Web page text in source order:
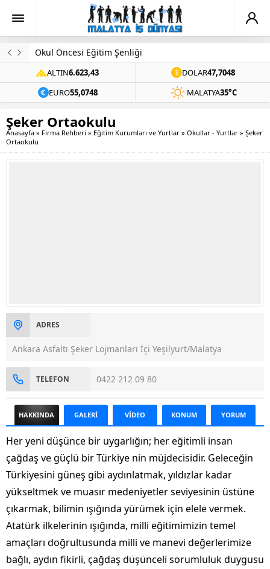
Evinde Ölü Bulundu
ALTIN6.623,43 DOLAR47,7048
EURO55,0748 MALATYA35°C
Şeker Ortaokulu
Anasayfa » Firma Rehberi » Eğitim Kurumları ve Yurtlar » Okullar - Yurtlar » Şeker
Ortaokulu
ADRES
Ankara Asfaltı Şeker Lojmanları İçi Yeşilyurt/Malatya
TELEFON 0422 212 09 80
HAKKINDA GALERİ VİDEO KONUM YORUM
Her yeni düşünce bir uygarlığın; her eğitimli insan
çağdaş ve güçlü bir Türkiye nin müjdecisidir. Geleceğin
Türkiyesini güneş gibi aydınlatmak, yıldızlar kadar
yükseltmek ve muasır medeniyetler seviyesinin üstüne
çıkarmak, bilimin ışığında yürümek için elele vermek.
Atatürk ilkelerinin ışığında, milli eğitimimizin temel
amaçları doğrultusunda milli ve manevi değerlerimize
bağlı, aydın fikirli, çağdaş düşünceli sorumluluk duygusu